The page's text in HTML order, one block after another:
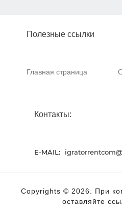
Полезные ссылки
Главная страница
Контакты:
E-MAIL:
Copyrights © 2026. При
оставляйте